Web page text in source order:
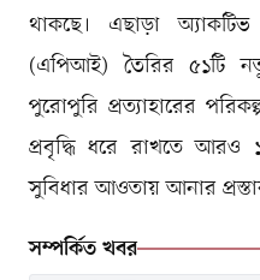
থাকছে। এছাড়া অ্যাকটিভ
(এপিআই) তৈরির ৫১টি
পুরোপুরি প্রত্যাহারের
প্রবৃদ্ধি ধরে রাখতে আরও
সুবিধার আওতায় আনার
সম্পর্কিত খবর